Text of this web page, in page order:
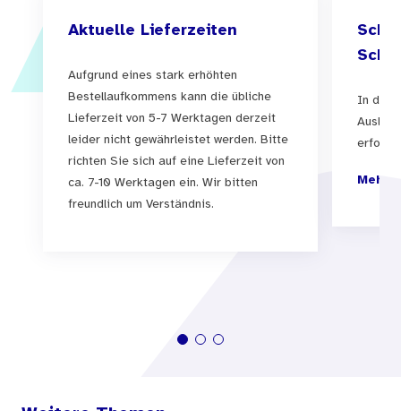
Aktuelle Lieferzeiten
Aufgrund eines stark erhöhten
Bestellaufkommens kann die übliche
Lieferzeit von 5-7 Werktagen derzeit
leider nicht gewährleistet werden. Bitte
richten Sie sich auf eine Lieferzeit von
ca. 7-10 Werktagen ein. Wir bitten
freundlich um Verständnis.
In der
Mehr